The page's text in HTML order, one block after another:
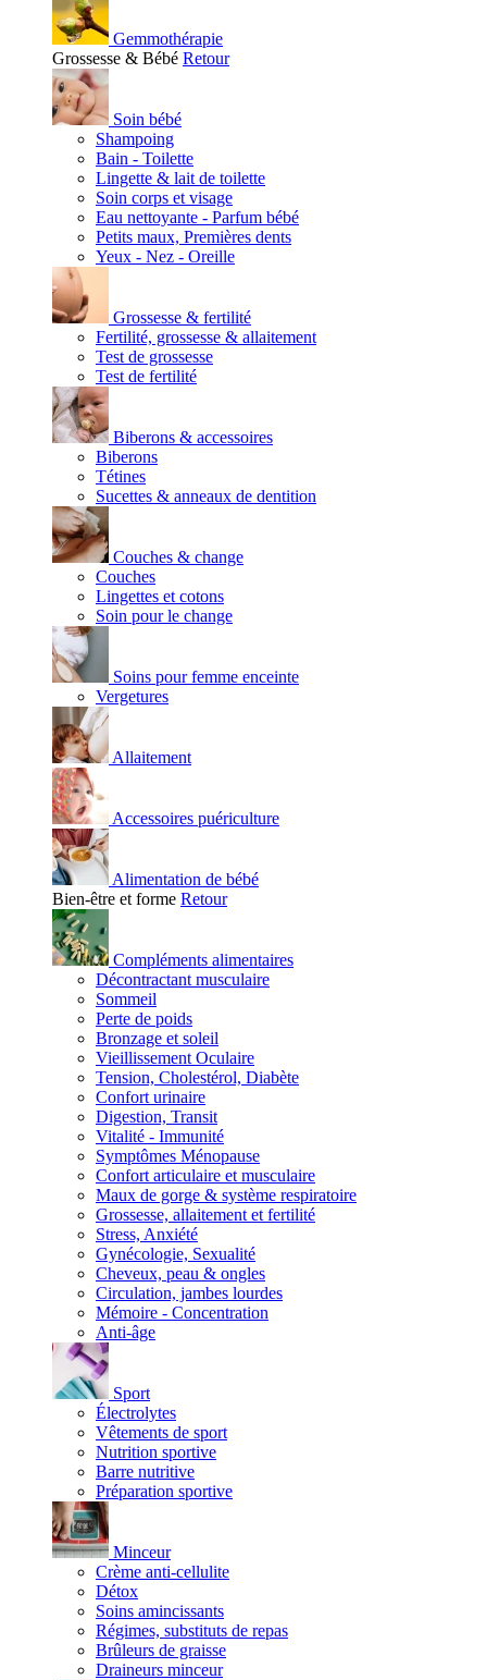
Gemmothérapie
Grossesse & Bébé Retour
Soin bébé
Shampoing
Bain - Toilette
Lingette & lait de toilette
Soin corps et visage
Eau nettoyante - Parfum bébé
Petits maux, Premières dents
Yeux - Nez - Oreille
Grossesse & fertilité
Fertilité, grossesse & allaitement
Test de grossesse
Test de fertilité
Biberons & accessoires
Biberons
Tétines
Sucettes & anneaux de dentition
Couches & change
Couches
Lingettes et cotons
Soin pour le change
Soins pour femme enceinte
Vergetures
Allaitement
Accessoires puériculture
Alimentation de bébé
Bien-être et forme Retour
Compléments alimentaires
Décontractant musculaire
Sommeil
Perte de poids
Bronzage et soleil
Vieillissement Oculaire
Tension, Cholestérol, Diabète
Confort urinaire
Digestion, Transit
Vitalité - Immunité
Symptômes Ménopause
Confort articulaire et musculaire
Maux de gorge & système respiratoire
Grossesse, allaitement et fertilité
Stress, Anxiété
Gynécologie, Sexualité
Cheveux, peau & ongles
Circulation, jambes lourdes
Mémoire - Concentration
Anti-âge
Sport
Électrolytes
Vêtements de sport
Nutrition sportive
Barre nutritive
Préparation sportive
Minceur
Crème anti-cellulite
Détox
Soins amincissants
Régimes, substituts de repas
Brûleurs de graisse
Draineurs minceur